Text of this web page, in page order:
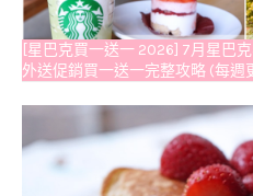
[星巴克買一送一 2026] 7月星巴
外送促銷買一送一完整攻略 (每週